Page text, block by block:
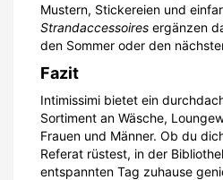
Mustern, Stickereien und
Strandaccessoires ergänzen
den Sommer oder den
Fazit
Intimissimi bietet ein
Sortiment an Wäsche,
Frauen und Männer. Ob du
Referat rüstest, in der
entspannten Tag zuhause